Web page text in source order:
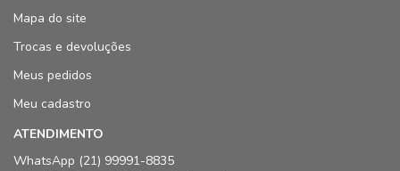
Mapa do site
Trocas e devoluções
Meus pedidos
Meu cadastro
ATENDIMENTO
WhatsApp (21) 99991-8835